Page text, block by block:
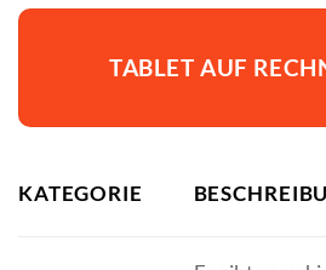
TABLET AUF
KATEGORIE